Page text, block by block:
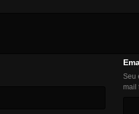
Seu
mail